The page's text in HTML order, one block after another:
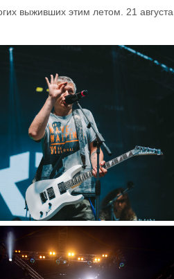
выживших этим летом. 21 августа